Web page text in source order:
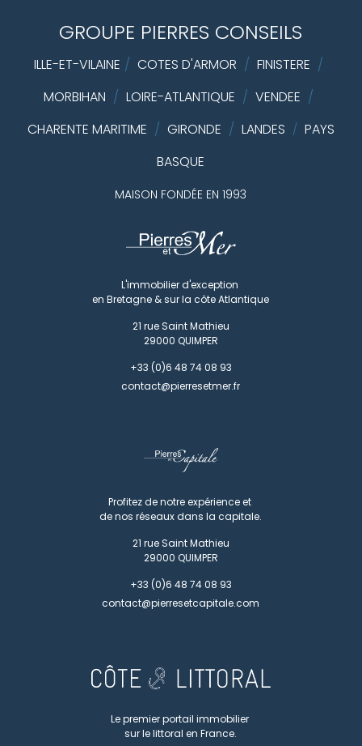
GROUPE PIERRES CONSEILS
ILLE-ET-VILAINE / COTES D'ARMOR / FINISTERE /
MORBIHAN / LOIRE-ATLANTIQUE / VENDEE /
CHARENTE MARITIME / GIRONDE / LANDES / PAYS
BASQUE
MAISON FONDÉE EN 1993
L'immobilier d'exception
en Bretagne & sur la côte Atlantique
21 rue Saint Mathieu
29000 QUIMPER
+33 (0)6 48 74 08 93
contact@pierresetmer.fr
Profitez de notre expérience et
de nos réseaux dans la capitale.
21 rue Saint Mathieu
29000 QUIMPER
+33 (0)6 48 74 08 93
contact@pierresetcapitale.com
Le premier portail immobilier
sur le littoral en France.